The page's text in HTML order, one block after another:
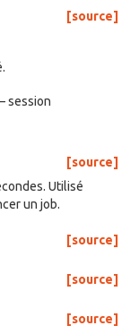
[source]
session
[source]
Utilisé
un job.
[source]
[source]
[source]